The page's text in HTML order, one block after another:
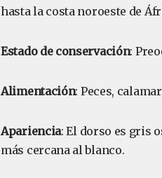
hasta la costa noroeste de
Estado de conservación:
Alimentación: Peces,
Apariencia: El dorso es gris
más cercana al blanco.